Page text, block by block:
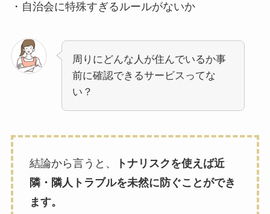
・自治会に特殊すぎるルールがないか
周りにどんな人が住んでいるか事
前に確認できるサービスってな
い？
結論から言うと、
トナリスクを使えば近
隣・隣人トラブルを未然に防ぐことができ
ます。